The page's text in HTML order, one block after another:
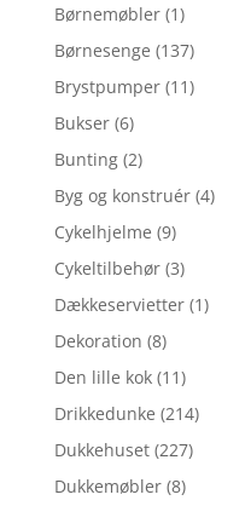
Børnemøbler (1)
Børnesenge (137)
Brystpumper (11)
Bukser (6)
Bunting (2)
Byg og konstruér (4)
Cykelhjelme (9)
Cykeltilbehør (3)
Dækkeservietter (1)
Dekoration (8)
Den lille kok (11)
Drikkedunke (214)
Dukkehuset (227)
Dukkemøbler (8)